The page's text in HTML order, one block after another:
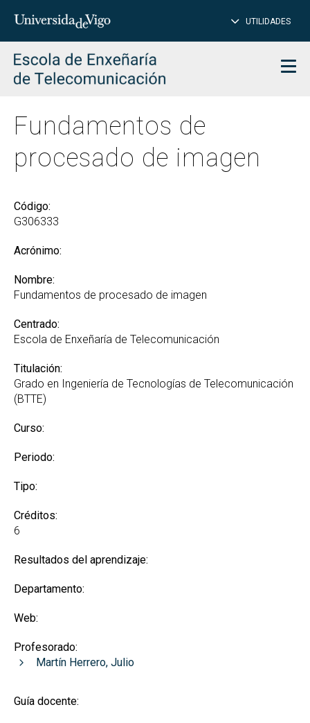
Insertar
para
buscar
UTILIDADES
Fundamentos de
procesado de imagen
Código:
G306333
Acrónimo:
Nombre:
Fundamentos de procesado de imagen
Centrado:
Escola de Enxeñaría de Telecomunicación
Titulación:
Grado en Ingeniería de Tecnologías de Telecomunicación
(BTTE)
Curso:
Periodo:
Tipo:
Créditos:
6
Resultados del aprendizaje:
Departamento:
Web:
Profesorado:
Martín Herrero, Julio
Guía docente: